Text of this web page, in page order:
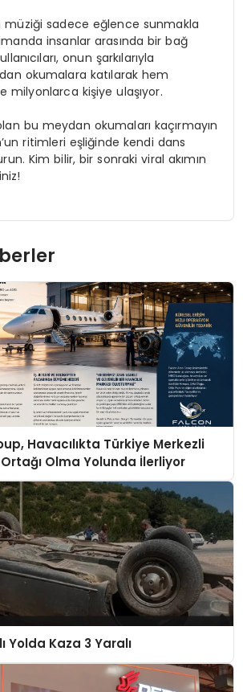
müziği sadece eğlence sunmakla
insanlar arasında bir bağ
onun şarkılarıyla
okumalara katılarak hem
milyonlarca kişiye ulaşıyor.
bu meydan okumaları kaçırmayın
ritimleri eşliğinde kendi dans
Kim bilir, bir sonraki viral akımın
Havacılıkta Türkiye Merkezli
Olma Yolunda İlerliyor
Yolda Kaza 3 Yaralı